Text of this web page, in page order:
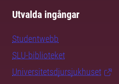
Utvalda ingångar
Studentwebb
SLU-biblioteket
Universitetsdjursjukhuset